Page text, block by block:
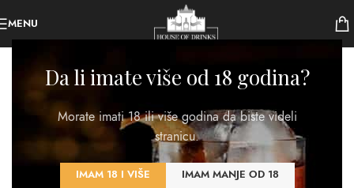
Da li imate više od 18 godina?
Morate imati 18 ili više godina da biste videli
stranicu.
IMAM 18 I VIŠE IMAM MANJE OD 18
MENU